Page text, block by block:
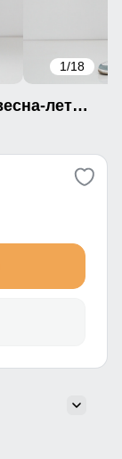
1/18
Спортивный костюм мужской весна-лето черного цвета 55040Ch